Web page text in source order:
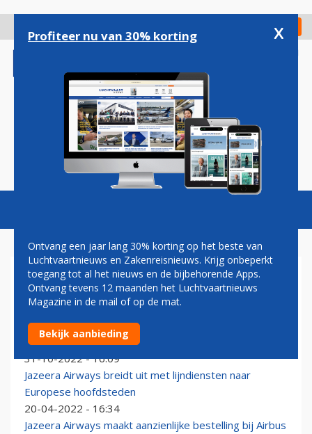
gaan
Check in
Magazine Podcasts Vacatures
JAZEERA AIRWAYS
Jazeera Airways leent twee miljard dollar voor
financiering Airbus-deal
31-10-2022 - 16:09
Jazeera Airways breidt uit met lijndiensten naar
Europese hoofdsteden
20-04-2022 - 16:34
Jazeera Airways maakt aanzienlijke bestelling bij Airbus
Profiteer nu van 30% korting x
Ontvang een jaar lang 30% korting op het beste van
Luchtvaartnieuws en Zakenreisnieuws. Krijg onbeperkt
toegang tot al het nieuws en de bijbehorende Apps.
Ontvang tevens 12 maanden het Luchtvaartnieuws
Magazine in de mail of op de mat.
Bekijk aanbieding